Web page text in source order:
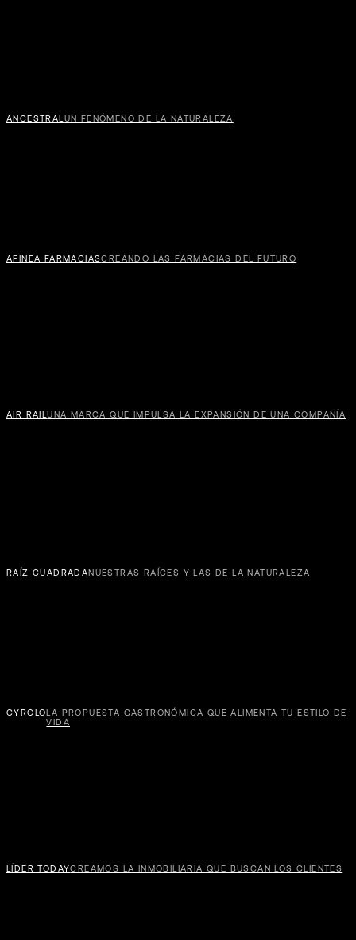
ANCESTRAL UN FENÓMENO DE LA NATURALEZA
RAÍZ CUADRADANUESTRAS RAÍCES Y LAS DE LA NATURALEZA
AFINEA FARMACIASCREANDO LAS FARMACIAS DEL FUTURO
CYRCLOLA PROPUESTA GASTRONÓMICA QUE ALIMENTA TU ESTILO DE
VIDA
AIR RAILUNA MARCA QUE IMPULSA LA EXPANSIÓN DE UNA COMPAÑÍA
LÍDER TODAYCREAMOS LA INMOBILIARIA QUE BUSCAN LOS CLIENTES